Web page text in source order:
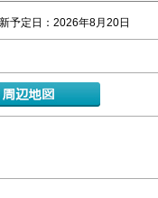
予定日：2026年8月20日